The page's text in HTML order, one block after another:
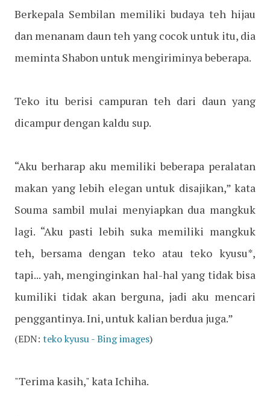
Berkepala Sembilan memiliki budaya teh hijau
dan menanam daun teh yang cocok untuk itu, dia
meminta Shabon untuk mengiriminya beberapa.
Teko itu berisi campuran teh dari daun yang
dicampur dengan kaldu sup.
“Aku berharap aku memiliki beberapa peralatan
makan yang lebih elegan untuk disajikan,” kata
Souma sambil mulai menyiapkan dua mangkuk
lagi. “Aku pasti lebih suka memiliki mangkuk
teh, bersama dengan teko atau teko kyusu*,
tapi... yah, menginginkan hal-hal yang tidak bisa
kumiliki tidak akan berguna, jadi aku mencari
penggantinya. Ini, untuk kalian berdua juga.”
(EDN: teko kyusu - Bing images)
"Terima kasih," kata Ichiha.